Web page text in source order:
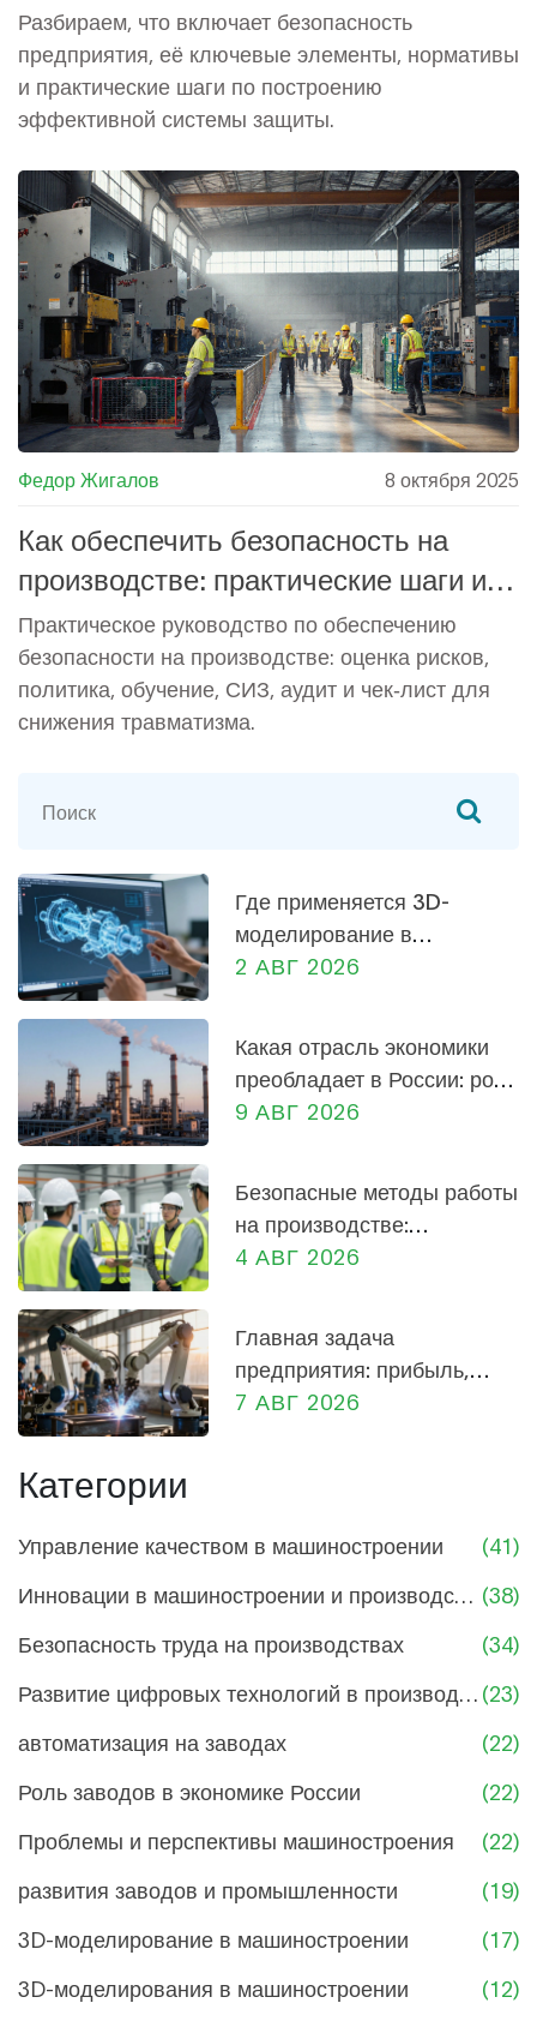
практики
Разбираем, что включает безопасность
предприятия, её ключевые элементы, нормативы
и практические шаги по построению
эффективной системы защиты.
Федор Жигалов 8 октября 2025
Как обеспечить безопасность на
производстве: практические шаги и
чек‑лист
Практическое руководство по обеспечению
безопасности на производстве: оценка рисков,
политика, обучение, СИЗ, аудит и чек‑лист для
снижения травматизма.
Где применяется 3D-
моделирование в
машиностроении: от
2 АВГ 2026
Какая отрасль экономики
преобладает в России: роль
промышленности и заводов
9 АВГ 2026
Безопасные методы работы
на производстве:
практическое руководство
4 АВГ 2026
Главная задача
предприятия: прибыль,
социальная роль и
7 АВГ 2026
Категории
Управление качеством в машиностроении
(41)
Инновации в машиностроении и производстве (38)
Безопасность труда на производствах
(34)
Развитие цифровых технологий в производстве (23)
автоматизация на заводах
(22)
Роль заводов в экономике России
(22)
Проблемы и перспективы машиностроения
(22)
развития заводов и промышленности
(19)
3D-моделирование в машиностроении
(17)
3D-моделирования в машиностроении
(12)